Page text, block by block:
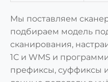
Мы поставляем
подбираем модель
сканирования,
1С и WMS и
префиксы, суффиксы